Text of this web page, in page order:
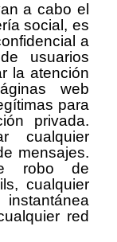
a cabo el
social, es
a
usuarios
la atención
web
para
privada.
cualquier
mensajes.
robo de
cualquier
red